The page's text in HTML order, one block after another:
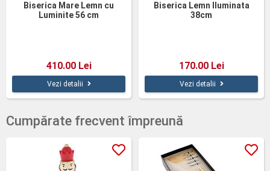
Biserica Mare Lemn cu
Luminite 56 cm
410.00 Lei
Vezi detalii
Biserica Lemn Iluminata
38cm
170.00 Lei
Vezi detalii
Cumpărate frecvent împreună